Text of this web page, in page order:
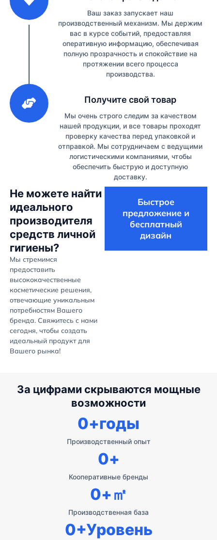
Ваш заказ запускает наш
производственный механизм. Мы держим
вас в курсе событий, предоставляя
оперативную информацию, обеспечивая
полную прозрачность и спокойствие на
протяжении всего процесса
производства.
Получите свой товар
Мы очень строго следим за качеством
нашей продукции, и все товары проходят
проверку качества перед упаковкой и
отправкой. Мы сотрудничаем с ведущими
логистическими компаниями, чтобы
обеспечить быструю и доступную
доставку.
Не можете найти
идеального
производителя
средств личной
гигиены?
Мы стремимся
предоставить
высококачественные
косметические решения,
отвечающие уникальным
потребностям Вашего
бренда. Свяжитесь с нами
сегодня, чтобы создать
идеальный продукт для
Вашего рынка!
Быстрое
предложение и
бесплатный
дизайн
За цифрами скрываются мощные
возможности
Производственный опыт
0+годы
Кооперативные бренды
0+
Производственная база
0+㎡
0+Уровень